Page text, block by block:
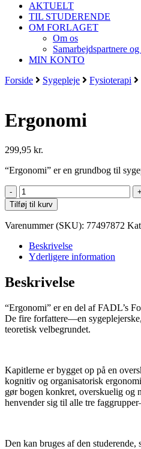
AKTUELT
TIL STUDERENDE
OM FORLAGET
Om os
Samarbejdspartnere
MIN KONTO
Forside
Sygepleje Fysioterapi
Ergonomi
299,95 kr.
“Ergonomi” er en grundbog til
Ergonomi
antal
Tilføj til kurv
Varenummer (SKU): 77497872
Beskrivelse
Yderligere information
Beskrivelse
“Ergonomi” er en del af FADL’s
De fire forfattere—en
teoretisk velbegrundet.
Kapitlerne er bygget op på en
kognitiv og organisatorisk
gør bogen konkret, overskuelig og
henvender sig til alle tre
Den kan bruges af den